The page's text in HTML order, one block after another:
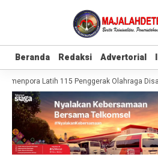
Beranda Redaksi Advertorial
Beranda Redaksi Advertorial
Latih 115 Penggerak Olahraga